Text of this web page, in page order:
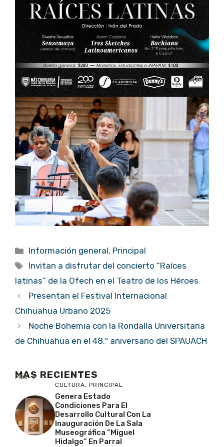
Categorías
Información general, Principal
Etiquetas
Invitan a disfrutar del concierto “Raíces
latinas” de la Ofech en el Teatro de los Héroes
Presentan el Festival Internacional
Chihuahua Urbano 2025
Noche Bohemia con la Rondalla Universitaria
de Chihuahua en el 48.º aniversario del SPAUACH
MAS RECIENTES
Más
CULTURA, PRINCIPAL
Genera Estado
Condiciones Para El
Desarrollo Cultural Con La
Inauguración De La Sala
Museográfica “Miguel
Hidalgo” En Parral